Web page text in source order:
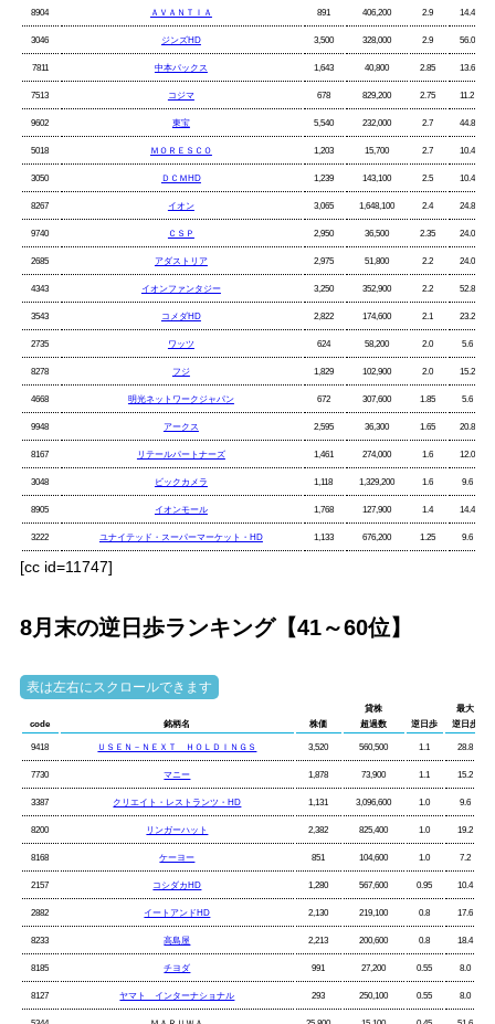
8904 ＡＶＡＮＴＩＡ 891 406,200 2.9 14.4
3046 ジンズHD 3,500 328,000 2.9 56.0
7811 中本パックス 1,643 40,800 2.85 13.6
7513 コジマ 678 829,200 2.75 11.2
9602 東宝 5,540 232,000 2.7 44.8
5018 ＭＯＲＥＳＣＯ 1,203 15,700 2.7 10.4
3050 ＤＣＭHD 1,239 143,100 2.5 10.4
8267 イオン 3,065 1,648,100 2.4 24.8
9740 ＣＳＰ 2,950 36,500 2.35 24.0
2685 アダストリア 2,975 51,800 2.2 24.0
4343 イオンファンタジー 3,250 352,900 2.2 52.8
3543 コメダHD 2,822 174,600 2.1 23.2
2735 ワッツ 624 58,200 2.0 5.6
8278 フジ 1,829 102,900 2.0 15.2
4668 明光ネットワークジャパン 672 307,600 1.85 5.6
9948 アークス 2,595 36,300 1.65 20.8
8167 リテールパートナーズ 1,461 274,000 1.6 12.0
3048 ビックカメラ 1,118 1,329,200 1.6 9.6
8905 イオンモール 1,768 127,900 1.4 14.4
3222 ユナイテッド・スーパーマーケット・HD 1,133 676,200 1.25 9.6
[cc id=11747]
8月末の逆日歩ランキング【41～60位】
code 銘柄名 株価
貸株
超過数
逆日歩
最大
逆日歩
9418 ＵＳＥＮ－ＮＥＸＴ ＨＯＬＤＩＮＧＳ 3,520 560,500 1.1 28.8
7730 マニー 1,878 73,900 1.1 15.2
3387 クリエイト・レストランツ・HD 1,131 3,096,600 1.0 9.6
8200 リンガーハット 2,382 825,400 1.0 19.2
8168 ケーヨー 851 104,600 1.0 7.2
2157 コシダカHD 1,280 567,600 0.95 10.4
2882 イートアンドHD 2,130 219,100 0.8 17.6
8233 高島屋 2,213 200,600 0.8 18.4
8185 チヨダ 991 27,200 0.55 8.0
8127 ヤマト インターナショナル 293 250,100 0.55 8.0